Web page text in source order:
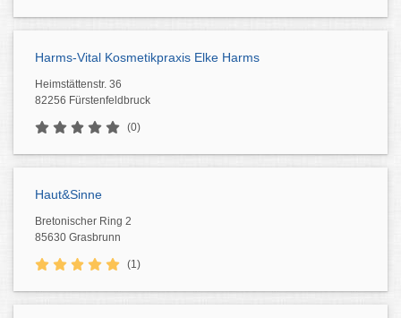
Harms-Vital Kosmetikpraxis Elke Harms
Heimstättenstr. 36
82256 Fürstenfeldbruck
(0)
Haut&Sinne
Bretonischer Ring 2
85630 Grasbrunn
(1)